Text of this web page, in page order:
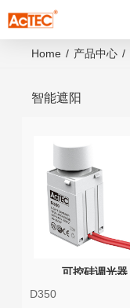
Home / 产品中心 /
智能遮阳
可控硅调光器
D350